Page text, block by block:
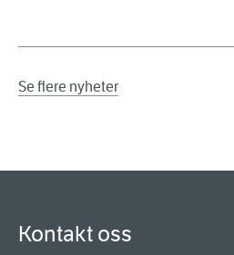
Se flere nyheter
Kontakt oss